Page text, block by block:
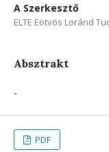
A Szerkesztő
ELTE Eötvös Loránd
Absztrakt
-
PDF